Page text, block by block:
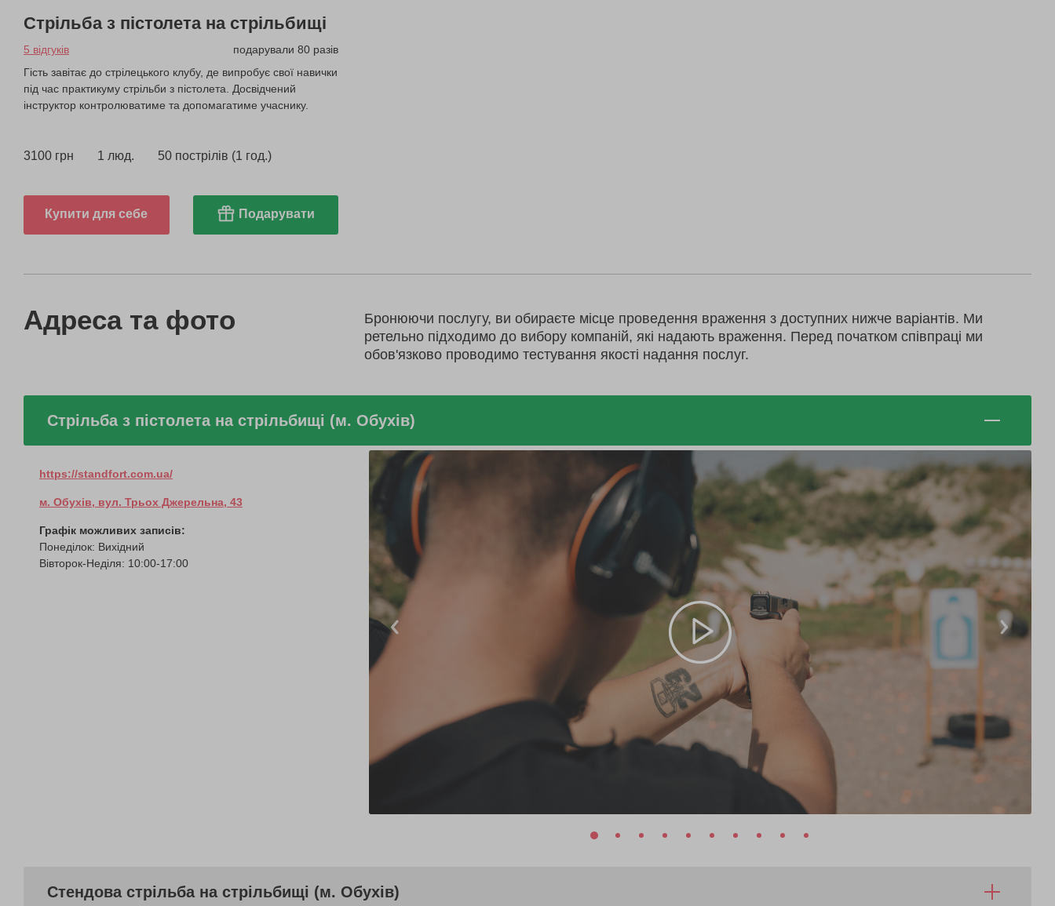
Стрільба з пістолета на стрільбищі
5 відгуків
подарували 80 разів
Гість завітає до стрілецького клубу, де випробує свої навички
під час практикуму стрільби з пістолета. Досвідчений
інструктор контролюватиме та допомагатиме учаснику.
3100 грн 1 люд. 50 пострілів (1 год.)
Купити для себе Подарувати
Адреса та фото
Бронюючи послугу, ви обираєте місце проведення враження з доступних нижче варіантів. Ми
ретельно підходимо до вибору компаній, які надають враження. Перед початком співпраці ми
обов'язково проводимо тестування якості надання послуг.
Стрільба з пістолета на стрільбищі (м. Обухів)
https://standfort.com.ua/
м. Обухів, вул. Трьох Джерельна, 43
Графік можливих записів:
Понеділок: Вихідний
Вівторок-Неділя: 10:00-17:00
Стендова стрільба на стрільбищі (м. Обухів)